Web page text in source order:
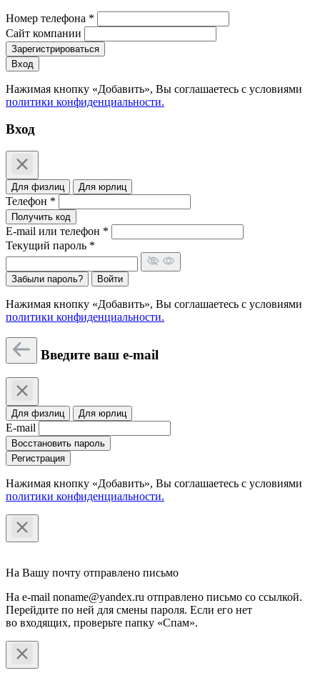
Номер телефона *
Сайт компании
Зарегистрироваться
Вход
Нажимая кнопку «Добавить», Вы соглашаетесь c условиями
политики конфиденциальности.
Вход
Для физлиц Для юрлиц
Телефон *
Получить код
E-mail или телефон *
Текущий пароль *
Забыли пароль? Войти
Нажимая кнопку «Добавить», Вы соглашаетесь c условиями
политики конфиденциальности.
Введите ваш e-mail
Для физлиц Для юрлиц
E-mail
Восстановить пароль
Регистрация
Нажимая кнопку «Добавить», Вы соглашаетесь c условиями
политики конфиденциальности.
На Вашу почту отправлено письмо
На e-mail noname@yandex.ru отправлено письмо со ссылкой.
Перейдите по ней для смены пароля. Если его нет
во входящих, проверьте папку «Спам».